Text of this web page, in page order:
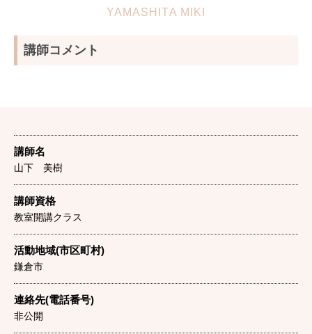
YAMASHITA MIKI
講師コメント
講師名
山下 美樹
講師資格
教室開講クラス
活動地域(市区町村)
鎌倉市
連絡先(電話番号)
非公開